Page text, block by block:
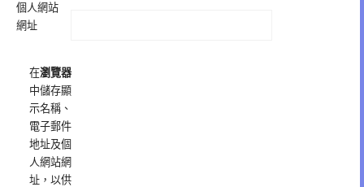
個人網站
網址
在瀏覽器
中儲存顯
示名稱、
電子郵件
地址及個
人網站網
址，以供